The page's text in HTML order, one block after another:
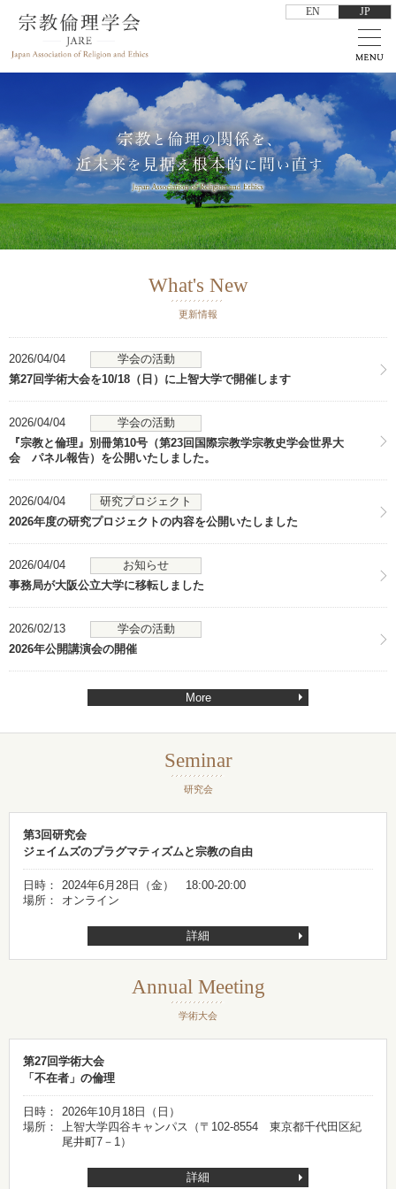
EN JP
What's New
更新情報
2026/04/04
学会の活動
第27回学術大会を10/18（日）に上智大学で開催します
2026/04/04
学会の活動
『宗教と倫理』別冊第10号（第23回国際宗教学宗教史学会世界大
会 パネル報告）を公開いたしました。
2026/04/04
研究プロジェクト
2026年度の研究プロジェクトの内容を公開いたしました
2026/04/04
お知らせ
事務局が大阪公立大学に移転しました
2026/02/13
学会の活動
2026年公開講演会の開催
More
Seminar
研究会
第3回研究会
ジェイムズのプラグマティズムと宗教の自由
日時：
2024年6月28日（金） 18:00-20:00
場所：
オンライン
詳細
Annual Meeting
学術大会
第27回学術大会
「不在者」の倫理
日時：
2026年10月18日（日）
場所：
上智大学四谷キャンパス（〒102-8554 東京都千代田区紀
尾井町7－1）
詳細